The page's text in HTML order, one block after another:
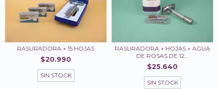
RASURADORA + 15 HOJAS
$20.990
SIN STOCK
RASURADORA + HOJAS + AGUA
DE ROSAS DE 12...
$25.640
SIN STOCK